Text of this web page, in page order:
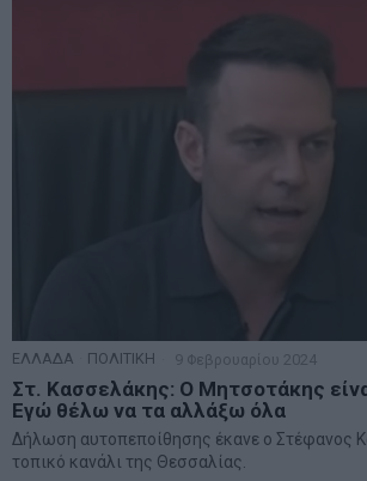
ΕΛΛΑΔΑ ΠΟΛΙΤΙΚΗ 9 Φεβρουαρίου 2024
Στ. Κασσελάκης: Ο Μητσοτάκης
Εγώ θέλω να τα αλλάξω όλα
Δήλωση αυτοπεποίθησης έκανε ο Στέφανος
τοπικό κανάλι της Θεσσαλίας.